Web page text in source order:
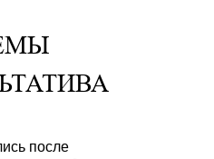
после